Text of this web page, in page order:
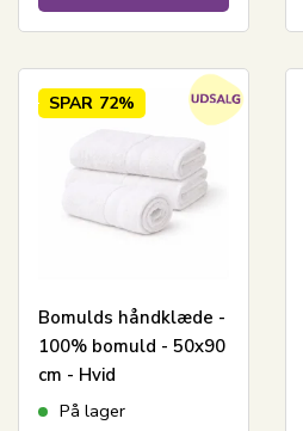
SPAR 72%
Bomulds håndklæde -
100% bomuld - 50x90
cm - Hvid
På lager